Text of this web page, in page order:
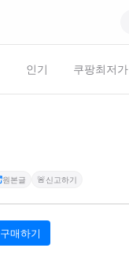
인기 쿠팡최저가
원본글 🚨신고하기
구매하기